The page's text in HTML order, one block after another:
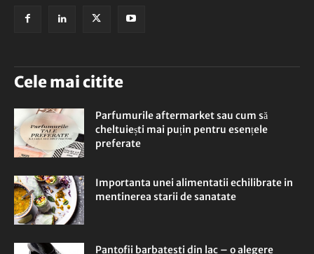
Cele mai citite
Parfumurile aftermarket sau cum să
cheltuiești mai puțin pentru esențele
preferate
Importanta unei alimentatii echilibrate in
mentinerea starii de sanatate
Pantofii barbatesti din lac – o alegere